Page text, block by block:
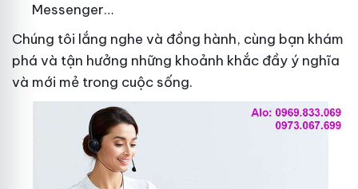
Messenger…
Chúng tôi lắng nghe và đồng hành, cùng bạn khám
phá và tận hưởng những khoảnh khắc đầy ý nghĩa
và mới mẻ trong cuộc sống.